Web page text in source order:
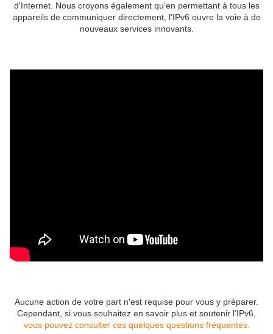
d'Internet. Nous croyons également qu'en permettant à tous les
appareils de communiquer directement, l'IPv6 ouvre la voie à de
nouveaux services innovants.
Aucune action de votre part n'est requise pour vous y préparer.
Cependant, si vous souhaitez en savoir plus et soutenir l'IPv6,
vous pouvez consulter ces quelques questions fréquentes.